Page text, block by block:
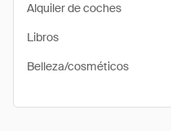
Alquiler de coches
Libros
Belleza/cosméticos